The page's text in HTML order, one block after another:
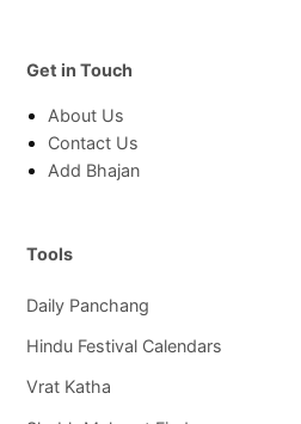
Get in Touch
About Us
Contact Us
Add Bhajan
Tools
Daily Panchang
Hindu Festival Calendars
Vrat Katha